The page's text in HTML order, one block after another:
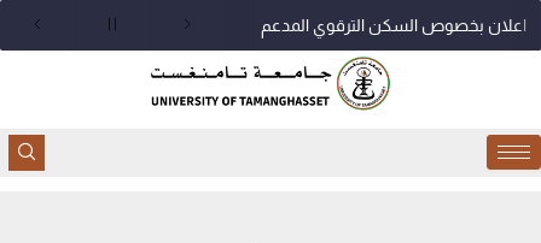
اعلان بخصوص السكن الترقوي المدعم